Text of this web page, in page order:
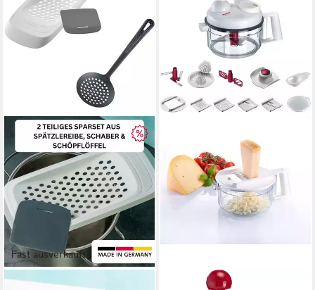
Fast ausverkauft
WESTMARK WESTMARK